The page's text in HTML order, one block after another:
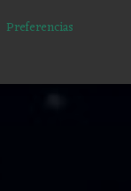
Preferencias